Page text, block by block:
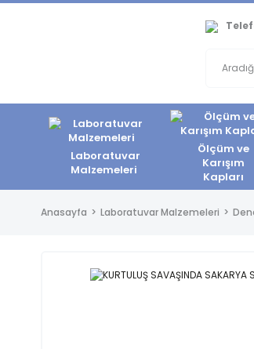
Laboratuvar
Malzemeleri
Ölçüm ve
Karışım
Kapları
Anasayfa Laboratuvar Malzemeleri